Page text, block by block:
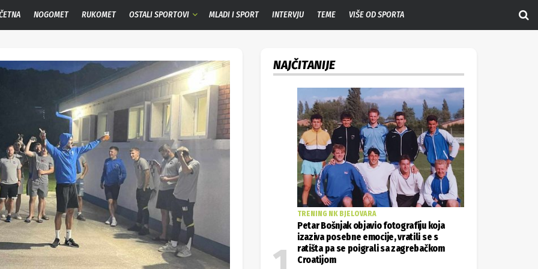
NOGOMET RUKOMET OSTALI SPORTOVI MLADI I SPORT INTERVJU TEME VIŠE OD SPORTA
NAJČITANIJE
TRENING NK BJELOVARA
Petar Bošnjak objavio fotografiju koja
izaziva posebne emocije, vratili se s
ratišta pa se poigrali sa zagrebačkom
Croatijom